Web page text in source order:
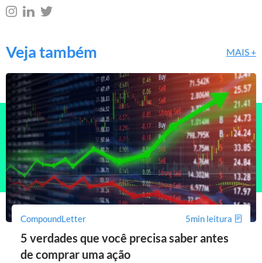
Veja também MAIS +
CompoundLetter 5min leitura
5 verdades que você precisa saber antes
de comprar uma ação